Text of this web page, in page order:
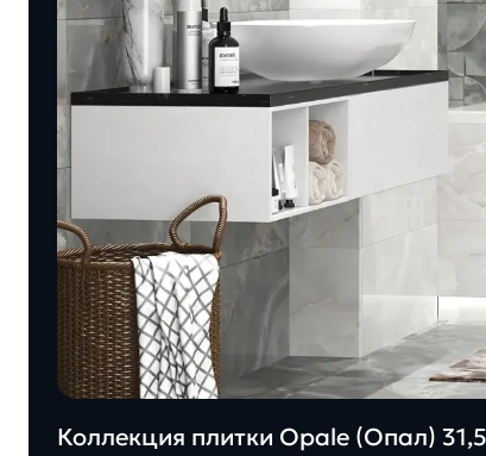
Коллекция плитки Opale (Опал)